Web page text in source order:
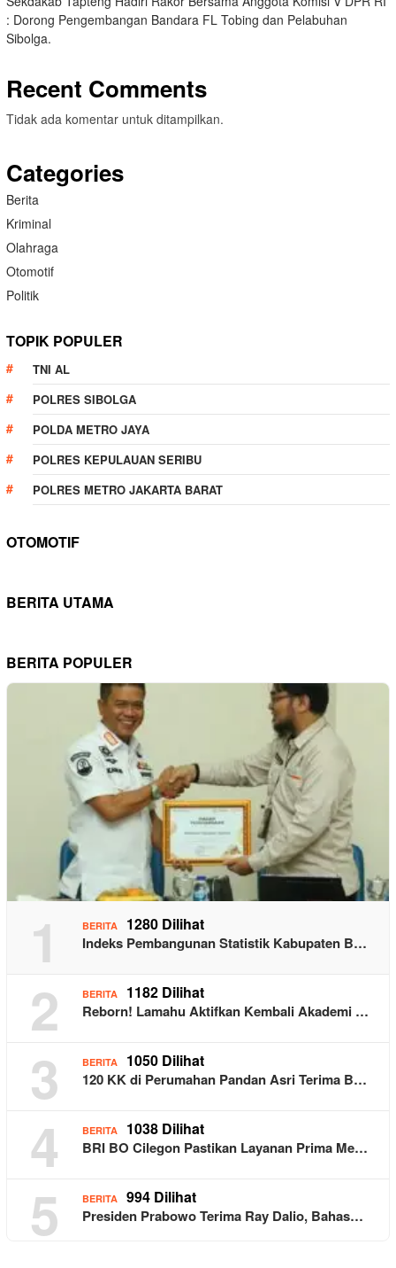
: Dorong Pengembangan Bandara FL Tobing dan Pelabuhan
Sibolga.
Recent Comments
Tidak ada komentar untuk ditampilkan.
Categories
Berita
Kriminal
Olahraga
Otomotif
Politik
TOPIK POPULER
TNI AL
POLRES SIBOLGA
POLDA METRO JAYA
POLRES KEPULAUAN SERIBU
POLRES METRO JAKARTA BARAT
OTOMOTIF
BERITA UTAMA
BERITA POPULER
1 BERITA 1280 Dilihat
Indeks Pembangunan Statistik Kabupaten B…
2 BERITA 1182 Dilihat
Reborn! Lamahu Aktifkan Kembali Akademi …
3 BERITA 1050 Dilihat
120 KK di Perumahan Pandan Asri Terima B…
4 BERITA 1038 Dilihat
BRI BO Cilegon Pastikan Layanan Prima Me…
5 BERITA 994 Dilihat
Presiden Prabowo Terima Ray Dalio, Bahas…